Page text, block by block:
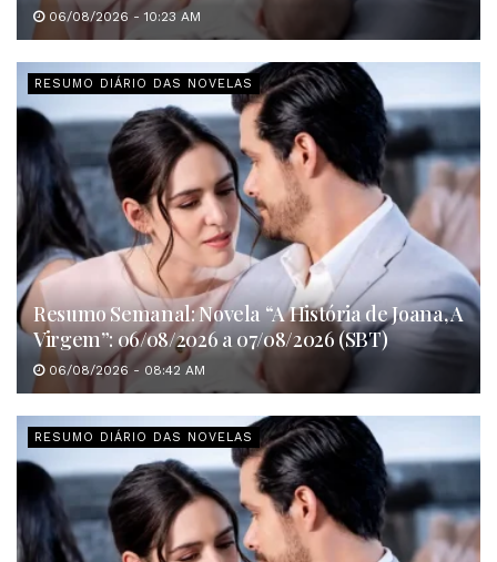
06/08/2026 - 10:23 AM
RESUMO DIÁRIO DAS NOVELAS
Resumo Semanal: Novela “A História de Joana, A
Virgem”: 06/08/2026 a 07/08/2026 (SBT)
06/08/2026 - 08:42 AM
RESUMO DIÁRIO DAS NOVELAS